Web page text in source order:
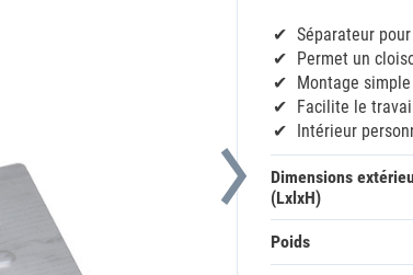
Séparateur
Permet un
Montage simple
Facilite le
Intérieur
Dimensions
(LxlxH)
Poids